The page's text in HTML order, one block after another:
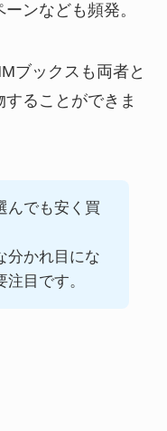
ンなども頻発。
ブックスも両者と
ることができま
んでも安く買
分かれ目にな
目です。